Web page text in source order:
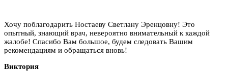
Хочу поблагодарить Ностаеву Светлану Эренцовну! Это
опытный, знающий врач, невероятно внимательный к каждой
жалобе! Спасибо Вам большое, будем следовать Вашим
рекомендациям и обращаться вновь!
Виктория